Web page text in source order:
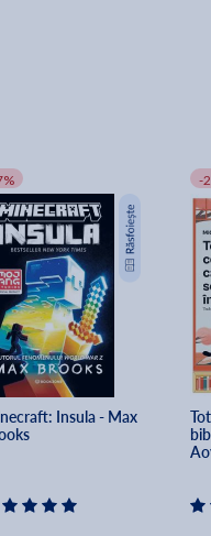
Insula - Max
-